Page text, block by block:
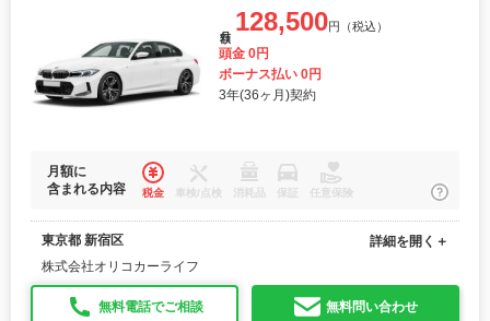
128,500円（税込）
頭金 0円
ボーナス払い 0円
3年(36ヶ月)契約
月額に
含まれる内容
税金 車検/点検 消耗品 保証 任意保険
東京都 新宿区
株式会社オリコカーライフ
詳細を開く＋
無料電話でご相談 無料問い合わせ